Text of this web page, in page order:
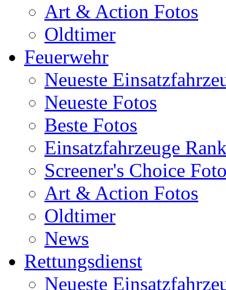
Art & Action Fotos
Oldtimer
Feuerwehr
Neueste
Neueste Fotos
Beste Fotos
Einsatzfahrzeuge
Screener's Choice
Art & Action Fotos
Oldtimer
News
Rettungsdienst
Neueste